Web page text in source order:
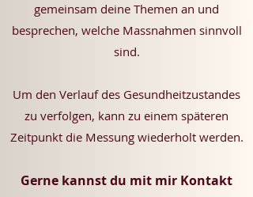
gemeinsam deine Themen an und
besprechen, welche Massnahmen sinnvoll
sind.
Um den Verlauf des Gesundheitzustandes
zu verfolgen, kann zu einem späteren
Zeitpunkt die Messung wiederholt werden.
Gerne kannst du mit mir Kontakt